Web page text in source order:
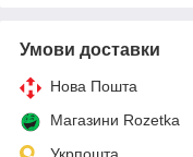
Умови доставки
Нова Пошта
Магазини Rozetka
Укрпошта